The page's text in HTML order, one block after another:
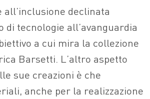
all’inclusione declinata
di tecnologie all’avanguardia
a cui mira la collezione
Barsetti. L’altro aspetto
sue creazioni è che
anche per la realizzazione